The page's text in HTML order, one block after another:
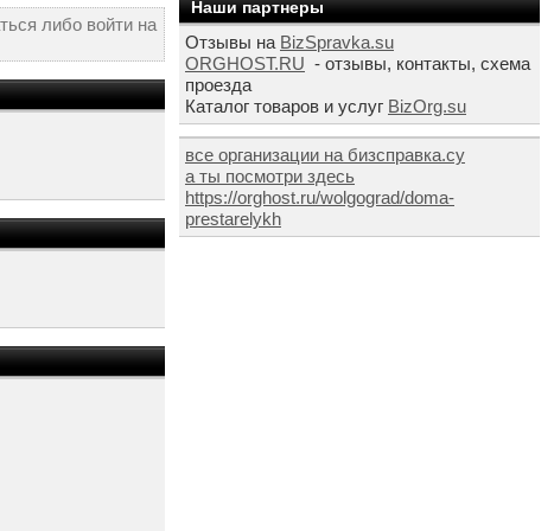
либо войти на
Наши партнеры
Отзывы на BizSpravka.su
ORGHOST.RU - отзывы, контакты, схема
проезда
Каталог товаров и услуг BizOrg.su
все организации на бизсправка.су
а ты посмотри здесь
https://orghost.ru/wolgograd/doma-
prestarelykh